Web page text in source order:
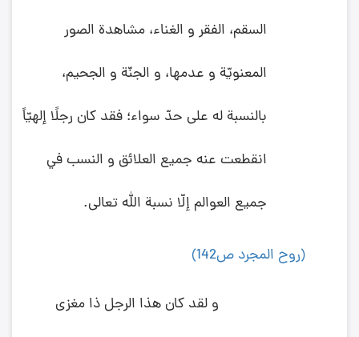
السقم، الفقر و الغناء، مشاهدة الصور
المعنويّة و عدمها، و الجنّة و الجحيم،
بالنسبة له على حدّ سواء؛ فقد كان رجلًا إلهيّاً
انقطعت عنه جميع العلائق و النسب في
جميع العوالم إلّا نسبة الله تعالى.
(روح المجرد ص142)
و لقد كان هذا الرجل ذا مغزى